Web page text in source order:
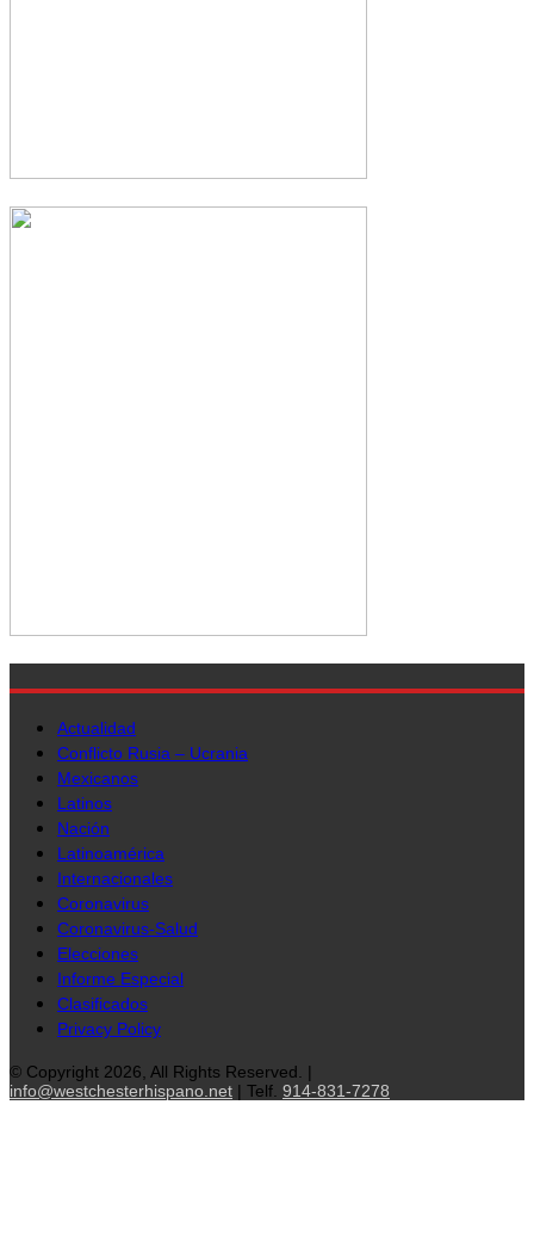
Actualidad
Conflicto Rusia – Ucrania
Mexicanos
Latinos
Nación
Latinoamérica
Internacionales
Coronavirus
Coronavirus-Salud
Elecciones
Informe Especial
Clasificados
Privacy Policy
© Copyright 2026, All Rights Reserved. |
info@westchesterhispano.net | Telf. 914-831-7278